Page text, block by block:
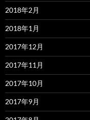
2018年2月
2018年1月
2017年12月
2017年11月
2017年10月
2017年9月